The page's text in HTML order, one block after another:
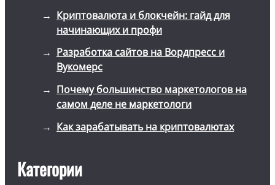
Криптовалюта и блокчейн: гайд для
начинающих и профи
Разработка сайтов на Вордпресс и
Вукомерс
Почему большинство маркетологов на
самом деле не маркетологи
Как зарабатывать на криптовалютах
Категории